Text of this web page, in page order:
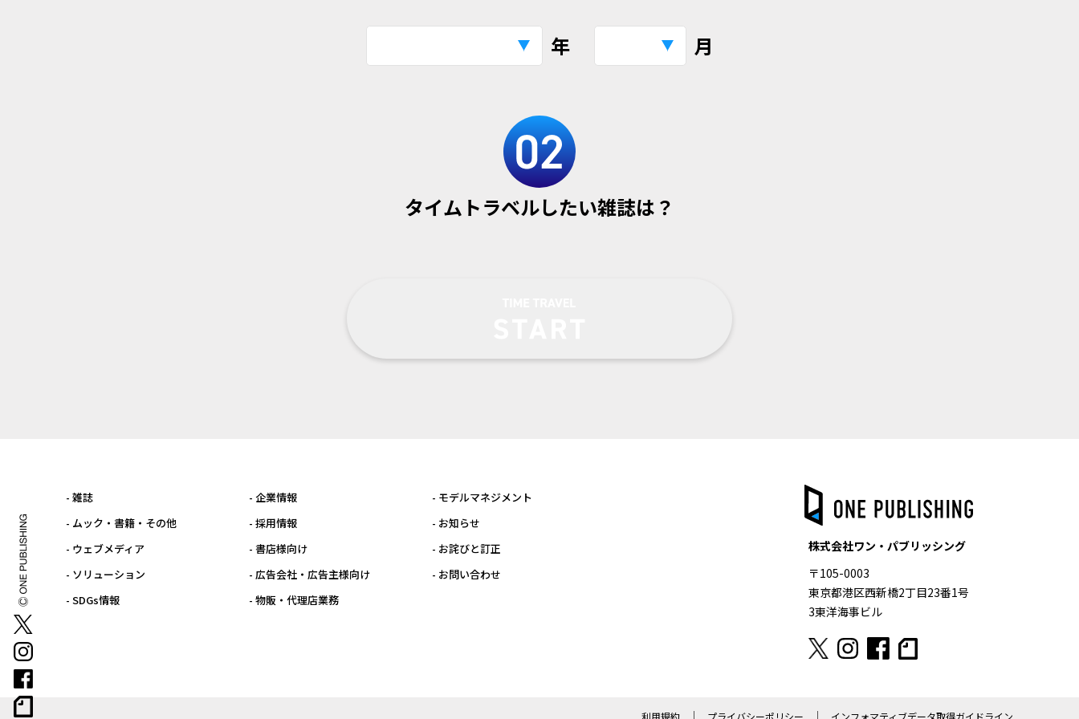
年
月
タイムトラベルしたい雑誌は？
- 雑誌
- ムック・書籍・その他
- ウェブメディア
- ソリューション
- SDGs情報
- 企業情報
- 採用情報
- 書店様向け
- 広告会社・広告主様向け
- 物販・代理店業務
- モデルマネジメント
- お知らせ
- お詫びと訂正
- お問い合わせ
株式会社ワン・パブリッシング
〒105-0003
東京都港区西新橋2丁目23番1号
3東洋海事ビル